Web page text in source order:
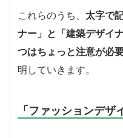
これらのうち、 太字で
ナー」と「建築デザイ
つはちょっと注意が必
明していきます。
「ファッションデ